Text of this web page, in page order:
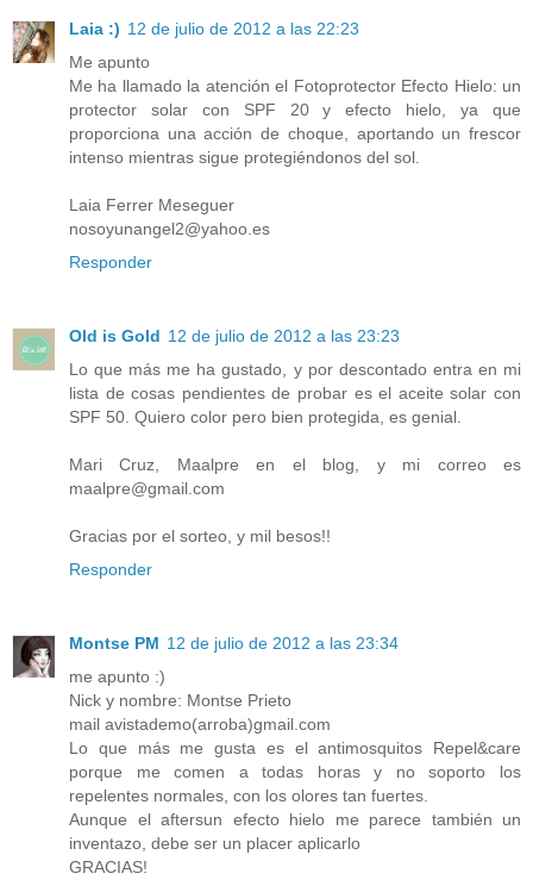
Laia :) 12 de julio de 2012 a las 22:23
Me apunto
Me ha llamado la atención el Fotoprotector Efecto Hielo: un
protector solar con SPF 20 y efecto hielo, ya que
proporciona una acción de choque, aportando un frescor
intenso mientras sigue protegiéndonos del sol.
Laia Ferrer Meseguer
nosoyunangel2@yahoo.es
Responder
Old is Gold 12 de julio de 2012 a las 23:23
Lo que más me ha gustado, y por descontado entra en mi
lista de cosas pendientes de probar es el aceite solar con
SPF 50. Quiero color pero bien protegida, es genial.
Mari Cruz, Maalpre en el blog, y mi correo es
maalpre@gmail.com
Gracias por el sorteo, y mil besos!!
Responder
Montse PM 12 de julio de 2012 a las 23:34
me apunto :)
Nick y nombre: Montse Prieto
mail avistademo(arroba)gmail.com
Lo que más me gusta es el antimosquitos Repel&care
porque me comen a todas horas y no soporto los
repelentes normales, con los olores tan fuertes.
Aunque el aftersun efecto hielo me parece también un
inventazo, debe ser un placer aplicarlo
GRACIAS!